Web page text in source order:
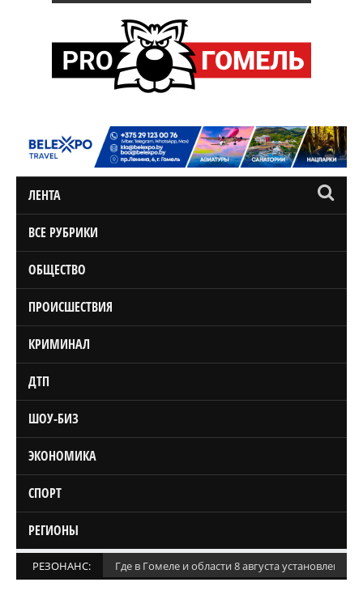
ЛЕНТА
ВСЕ РУБРИКИ
ОБЩЕСТВО
ПРОИСШЕСТВИЯ
КРИМИНАЛ
ДТП
ШОУ-БИЗ
ЭКОНОМИКА
СПОРТ
РЕГИОНЫ
РЕЗОНАНС: Где в Гомеле и области 8 августа установлены